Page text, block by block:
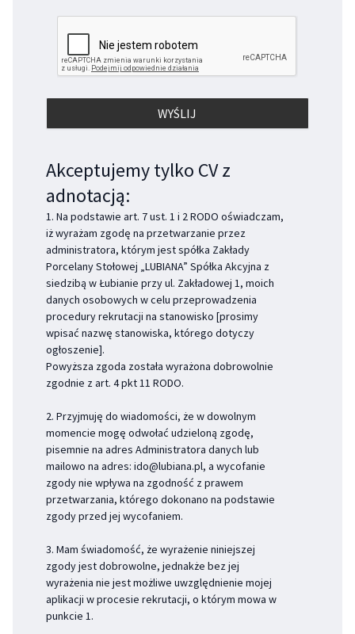
Akceptujemy tylko CV z
adnotacją:
1. Na podstawie art. 7 ust. 1 i 2 RODO oświadczam,
iż wyrażam zgodę na przetwarzanie przez
administratora, którym jest spółka Zakłady
Porcelany Stołowej „LUBIANA” Spółka Akcyjna z
siedzibą w Łubianie przy ul. Zakładowej 1, moich
danych osobowych w celu przeprowadzenia
procedury rekrutacji na stanowisko [prosimy
wpisać nazwę stanowiska, którego dotyczy
ogłoszenie].
Powyższa zgoda została wyrażona dobrowolnie
zgodnie z art. 4 pkt 11 RODO.
2. Przyjmuję do wiadomości, że w dowolnym
momencie mogę odwołać udzieloną zgodę,
pisemnie na adres Administratora danych lub
mailowo na adres: ido@lubiana.pl, a wycofanie
zgody nie wpływa na zgodność z prawem
przetwarzania, którego dokonano na podstawie
zgody przed jej wycofaniem.
3. Mam świadomość, że wyrażenie niniejszej
zgody jest dobrowolne, jednakże bez jej
wyrażenia nie jest możliwe uwzględnienie mojej
aplikacji w procesie rekrutacji, o którym mowa w
punkcie 1.